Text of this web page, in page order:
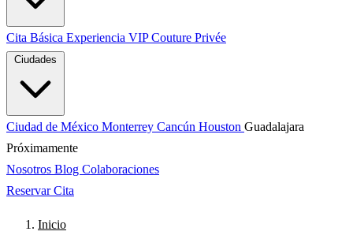
Cita Básica Experiencia VIPCouture Privée
Ciudades
Ciudad de México Monterrey Cancún Houston Guadalajara
Próximamente
Nosotros Blog Colaboraciones
Reservar Cita
Inicio